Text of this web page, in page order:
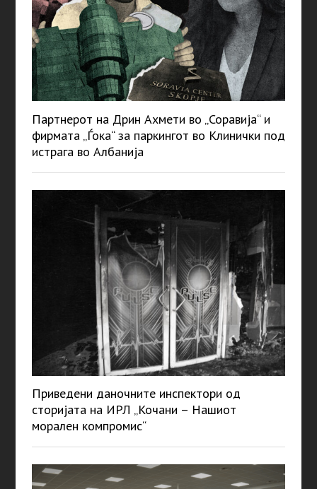
Партнерот на Дрин Ахмети во „Соравија“ и
фирмата „Ѓока“ за паркингот во Клинички под
истрага во Албанија
Приведени даночните инспектори од
сторијата на ИРЛ „Кочани – Нашиот
морален компромис“